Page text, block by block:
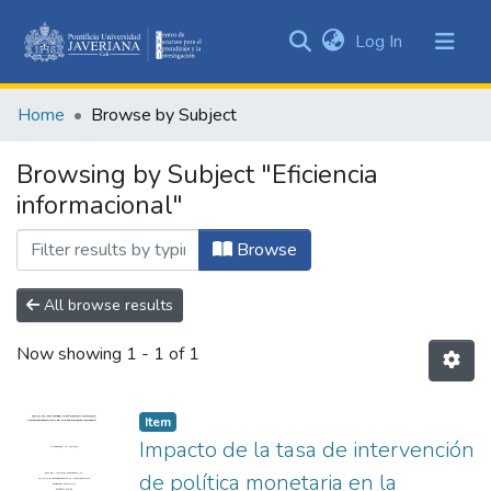
&
All of DSpace
Log In (current)
Home Browse by Subject
Browsing by Subject "Eficiencia
informacional"
Browse
All browse results
Now showing 1 - 1 of 1
Item
Impacto de la tasa de intervención
de política monetaria en la